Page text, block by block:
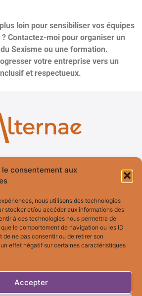
le consentement aux
nous utilisons des technologies
stocker et/ou accéder aux informations des
à ces technologies nous permettra de
le comportement de navigation ou les ID
de ne pas consentir ou de retirer son
effet négatif sur certaines caractéristiques
Accepter
loin pour sensibiliser vos équipes
Contactez-moi pour organiser un
Sexisme ou une formation.
votre entreprise vers un
et respectueux.
Services
?
Fresques
Bilan de
Compétences